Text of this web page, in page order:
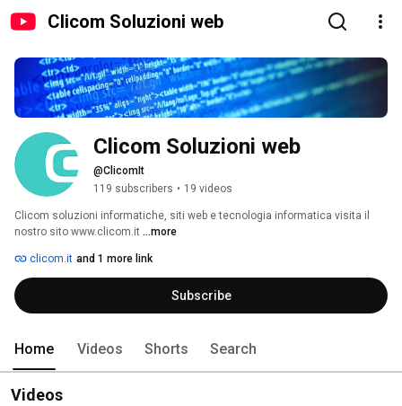
Clicom Soluzioni web
Clicom Soluzioni web
@ClicomIt
119 subscribers • 19 videos
Clicom soluzioni informatiche, siti web e tecnologia informatica visita il
nostro sito www.clicom.it ...more
clicom.it and 1 more link
Subscribe
Home Videos Shorts Search
Videos